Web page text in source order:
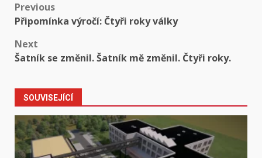
Post
navigation
Previous
Připomínka výročí: Čtyři roky války
Next
Šatník se změnil. Šatník mě změnil. Čtyři roky.
SOUVISEJÍCÍ